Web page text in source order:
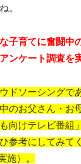
。
子育てに奮闘中
ンケート調査を
ドソーシングで
のお父さん・お
向けテレビ番組
参考にしてみて
施）。